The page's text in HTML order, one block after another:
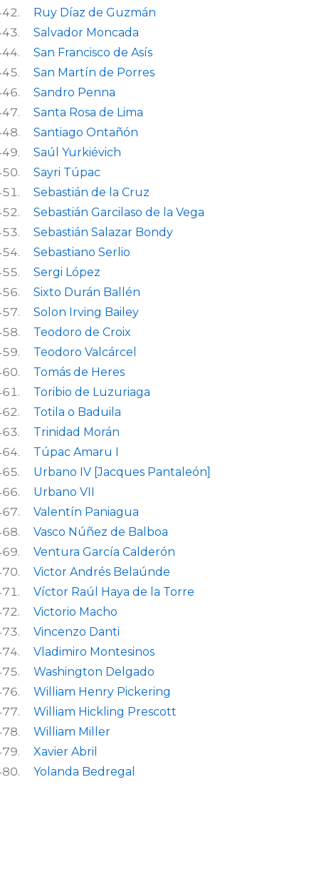
Ruy Díaz de Guzmán
Salvador Moncada
San Francisco de Asís
San Martín de Porres
Sandro Penna
Santa Rosa de Lima
Santiago Ontañón
Saúl Yurkiévich
Sayri Túpac
Sebastián de la Cruz
Sebastián Garcilaso de la Vega
Sebastián Salazar Bondy
Sebastiano Serlio
Sergi López
Sixto Durán Ballén
Solon Irving Bailey
Teodoro de Croix
Teodoro Valcárcel
Tomás de Heres
Toribio de Luzuriaga
Totila o Baduila
Trinidad Morán
Túpac Amaru I
Urbano IV [Jacques Pantaleón]
Urbano VII
Valentín Paniagua
Vasco Núñez de Balboa
Ventura García Calderón
Victor Andrés Belaúnde
Víctor Raúl Haya de la Torre
Victorio Macho
Vincenzo Danti
Vladimiro Montesinos
Washington Delgado
William Henry Pickering
William Hickling Prescott
William Miller
Xavier Abril
Yolanda Bedregal